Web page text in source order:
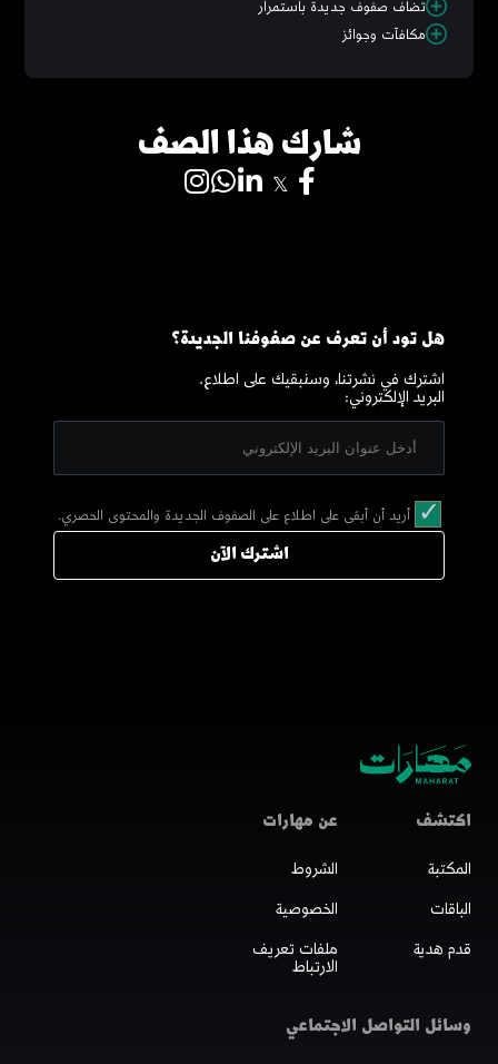
تضاف صفوف جديدة باستمرار
مكافآت وجوائز
شارك هذا الصف
هل تود أن تعرف عن صفوفنا الجديدة؟
اشترك في نشرتنا، وسنبقيك على اطلاع.
البريد الإلكتروني:
أريد أن أبقى على اطلاع على الصفوف الجديدة والمحتوى الحصري.
اشترك الآن
اكتشف
المكتبة
الباقات
قدم هدية
عن مهارات
الشروط
الخصوصية
ملفات تعريف
الارتباط
وسائل التواصل الاجتماعي